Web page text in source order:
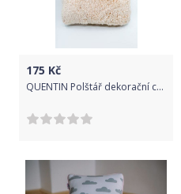
175 Kč
QUENTIN Polštář dekorační chlup 40 x 40 cm béžová